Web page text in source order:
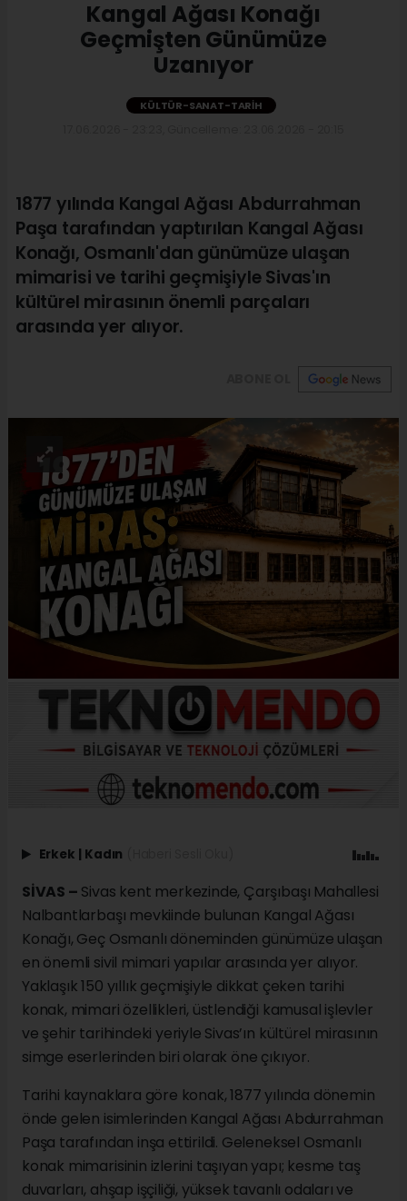
Kangal Ağası Konağı
Geçmişten Günümüze
Uzanıyor
KÜLTÜR-SANAT-TARIH
1877 yılında Kangal Ağası Abdurrahman
Paşa tarafından yaptırılan Kangal Ağası
Konağı, Osmanlı'dan günümüze ulaşan
mimarisi ve tarihi geçmişiyle Sivas'ın
kültürel mirasının önemli parçaları
arasında yer alıyor.
Erkek | Kadın
SİVAS – Sivas kent merkezinde, Çarşıbaşı Mahallesi
Nalbantlarbaşı mevkiinde bulunan Kangal Ağası
Konağı, Geç Osmanlı döneminden günümüze ulaşan
en önemli sivil mimari yapılar arasında yer alıyor.
Yaklaşık 150 yıllık geçmişiyle dikkat çeken tarihi
konak, mimari özellikleri, üstlendiği kamusal işlevler
ve şehir tarihindeki yeriyle Sivas’ın kültürel mirasının
simge eserlerinden biri olarak öne çıkıyor.
Tarihi kaynaklara göre konak, 1877 yılında dönemin
önde gelen isimlerinden Kangal Ağası Abdurrahman
Paşa tarafından inşa ettirildi. Geleneksel Osmanlı
konak mimarisinin izlerini taşıyan yapı; kesme taş
duvarları, ahşap işçiliği, yüksek tavanlı odaları ve